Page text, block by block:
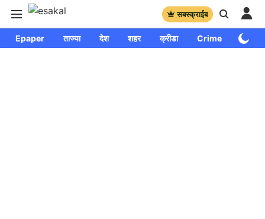
सबस्क्राईब
Epaper ताज्या देश शहर क्रीडा Crime